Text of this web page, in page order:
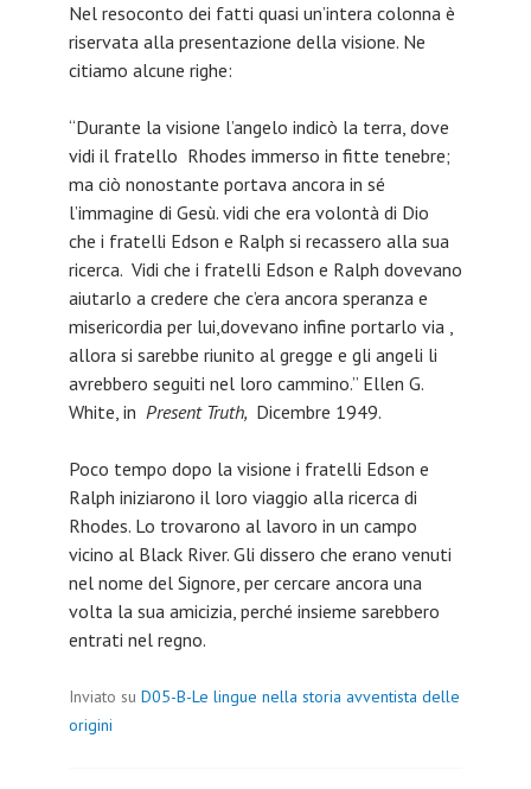
Nel resoconto dei fatti quasi un’intera colonna è
riservata alla presentazione della visione. Ne
citiamo alcune righe:
“Durante la visione l’angelo indicò la terra, dove
vidi il fratello Rhodes immerso in fitte tenebre;
ma ciò nonostante portava ancora in sé
l’immagine di Gesù. vidi che era volontà di Dio
che i fratelli Edson e Ralph si recassero alla sua
ricerca. Vidi che i fratelli Edson e Ralph dovevano
aiutarlo a credere che c’era ancora speranza e
misericordia per lui,dovevano infine portarlo via ,
allora si sarebbe riunito al gregge e gli angeli li
avrebbero seguiti nel loro cammino.” Ellen G.
White, in Present Truth, Dicembre 1949.
Poco tempo dopo la visione i fratelli Edson e
Ralph iniziarono il loro viaggio alla ricerca di
Rhodes. Lo trovarono al lavoro in un campo
vicino al Black River. Gli dissero che erano venuti
nel nome del Signore, per cercare ancora una
volta la sua amicizia, perché insieme sarebbero
entrati nel regno.
Inviato su D05-B-Le lingue nella storia avventista delle
origini